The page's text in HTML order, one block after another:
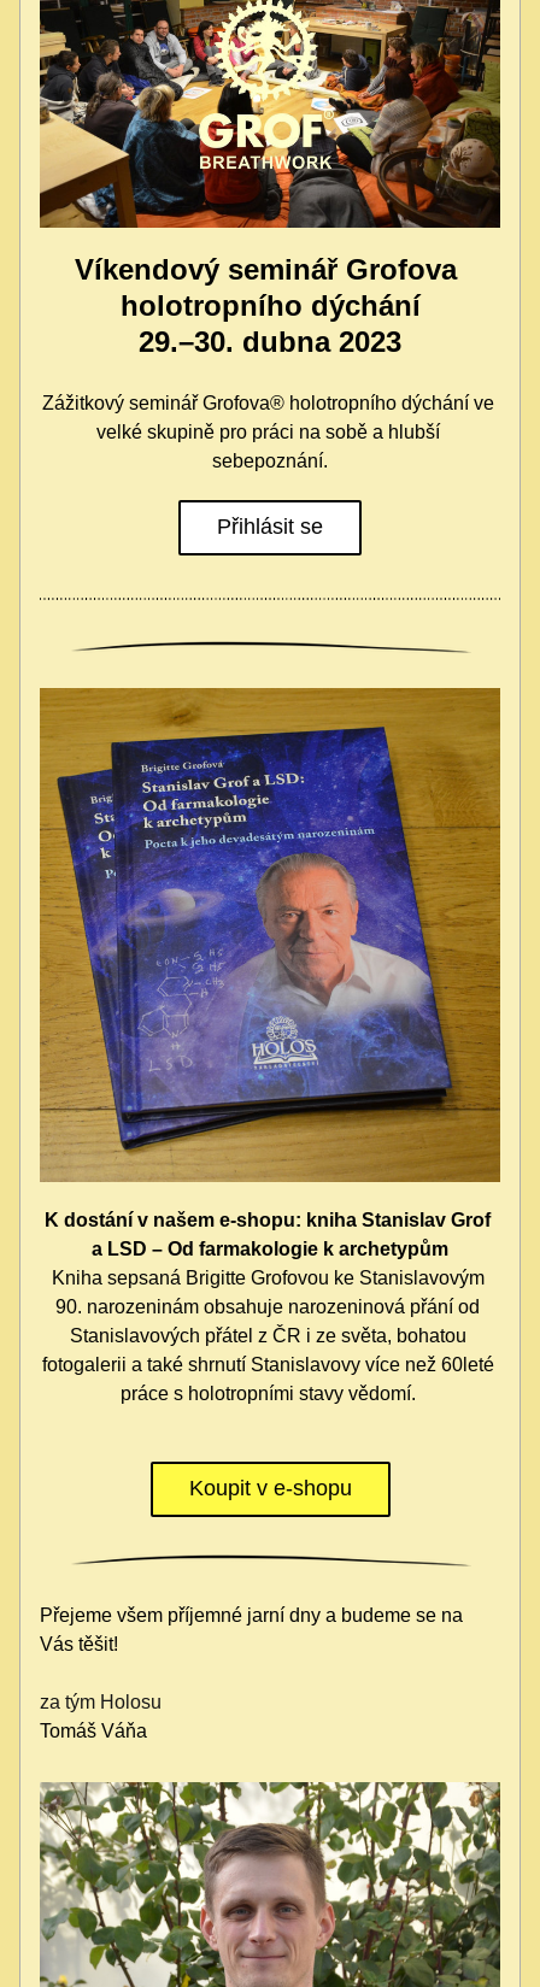
Víkendový seminář Grofova
holotropního dýchání
29.–30. dubna 2023
Zážitkový seminář Grofova® holotropního dýchání ve
velké skupině pro práci na sobě a hlubší
sebepoznání.
Přihlásit se
K dostání v našem e-shopu: kniha Stanislav Grof
a LSD – Od farmakologie k archetypům
Kniha sepsaná Brigitte Grofovou ke Stanislavovým
90. narozeninám obsahuje narozeninová přání od
Stanislavových přátel z ČR i ze světa, bohatou
fotogalerii a také shrnutí Stanislavovy více než 60leté
práce s holotropními stavy vědomí.
Koupit v e-shopu
Přejeme všem příjemné jarní dny a budeme se na
Vás těšit!
za tým Holosu
Tomáš Váňa